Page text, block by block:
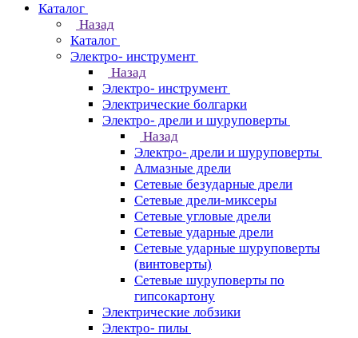
Каталог
Назад
Каталог
Электро- инструмент
Назад
Электро- инструмент
Электрические болгарки
Электро- дрели и шуруповерты
Назад
Электро- дрели и шуруповерты
Алмазные дрели
Сетевые безударные дрели
Сетевые дрели-миксеры
Сетевые угловые дрели
Сетевые ударные дрели
Сетевые ударные шуруповерты
(винтоверты)
Сетевые шуруповерты по
гипсокартону
Электрические лобзики
Электро- пилы